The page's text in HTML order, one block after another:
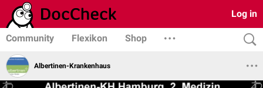
Log in
Community Flexikon Shop
Albertinen-Krankenhaus